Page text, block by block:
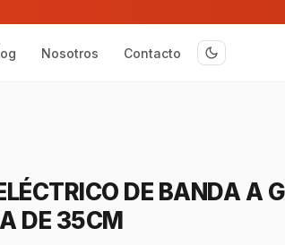
Nosotros Contacto
DE BANDA A
DE 35CM